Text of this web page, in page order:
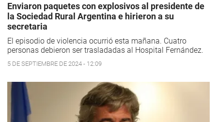
Enviaron paquetes con explosivos al presidente de
la Sociedad Rural Argentina e hirieron a su
secretaria
El episodio de violencia ocurrió esta mañana. Cuatro
personas debieron ser trasladadas al Hospital Fernández.
5 DE SEPTIEMBRE DE 2024 - 12:09